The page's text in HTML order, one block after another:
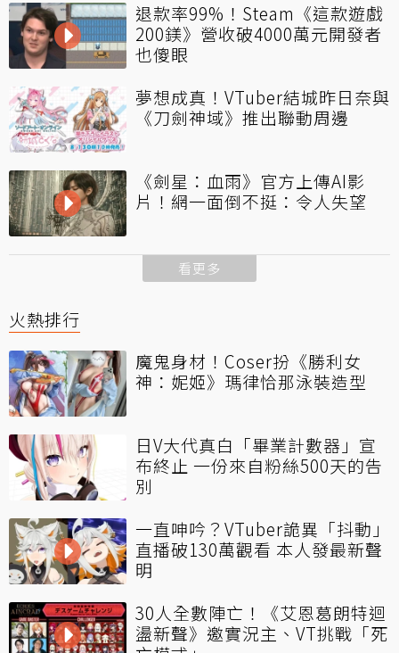
退款率99%！Steam《這款遊戲
200鎂》營收破4000萬元開發者
也傻眼
夢想成真！VTuber結城昨日奈與
《刀劍神域》推出聯動周邊
《劍星：血雨》官方上傳AI影
片！網一面倒不挺：令人失望
看更多
火熱排行
魔鬼身材！Coser扮《勝利女
神：妮姬》瑪律恰那泳裝造型
日V大代真白「畢業計數器」宣
布終止 一份來自粉絲500天的告
別
一直呻吟？VTuber詭異「抖動」
直播破130萬觀看 本人發最新聲
明
30人全數陣亡！《艾恩葛朗特迴
盪新聲》邀實況主、VT挑戰「死